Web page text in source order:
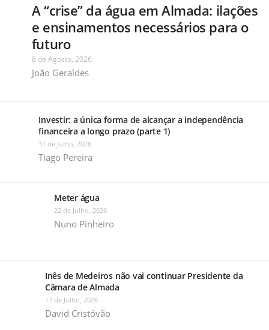
A “crise” da água em Almada: ilações
e ensinamentos necessários para o
futuro
8 de Agosto, 2026
João Geraldes
Investir: a única forma de alcançar a independência
financeira a longo prazo (parte 1)
31 de Julho, 2026
Tiago Pereira
Meter água
22 de Julho, 2026
Nuno Pinheiro
Inês de Medeiros não vai continuar Presidente da
Câmara de Almada
17 de Julho, 2026
David Cristóvão